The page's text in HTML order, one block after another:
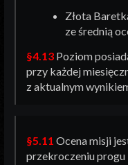
Złota
ze średnią
§4.13 Poziom
przy każdej
z aktualnym
§5.11 Ocena misji
przekroczeniu progu